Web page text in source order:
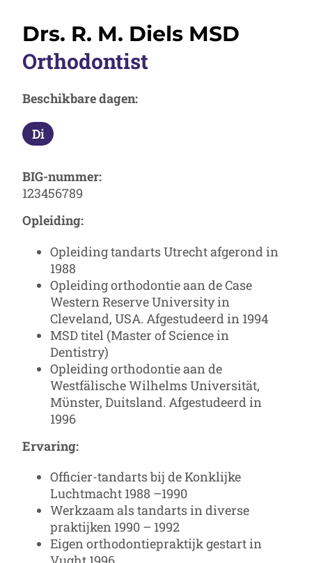
Drs. R. M. Diels MSD
Orthodontist
Beschikbare dagen:
Dinsdag
Di
BIG-nummer:
123456789
Opleiding:
Opleiding tandarts Utrecht afgerond in
1988
Opleiding orthodontie aan de Case
Western Reserve University in
Cleveland, USA. Afgestudeerd in 1994
MSD titel (Master of Science in
Dentistry)
Opleiding orthodontie aan de
Westfälische Wilhelms Universität,
Mϋnster, Duitsland. Afgestudeerd in
1996
Ervaring:
Officier-tandarts bij de Konklijke
Luchtmacht 1988 –1990
Werkzaam als tandarts in diverse
praktijken 1990 – 1992
Eigen orthodontiepraktijk gestart in